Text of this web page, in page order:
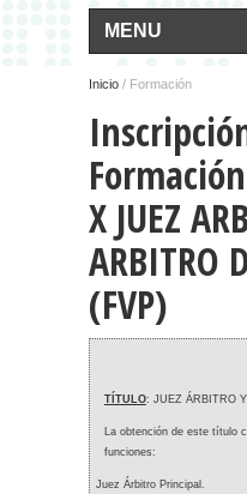
MENU
Inicio / Formación
Formación
X JUEZ
ARBITRO
(FVP)
TÍTULO: JUEZ ÁRBITRO
La obtención de este título
funciones:
Juez Árbitro Principal.